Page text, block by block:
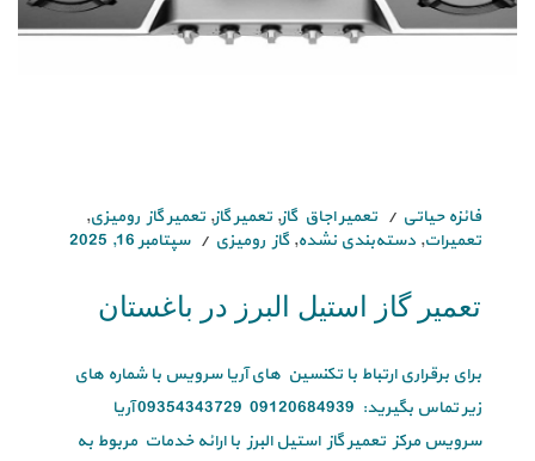
فائزه حیاتی تعمیر اجاق گاز, تعمیر گاز, تعمیر گاز رومیزی,
تعمیرات, دسته‌بندی نشده,گاز رومیزی سپتامبر 16, 2025
تعمیر گاز استیل البرز در باغستان
برای برقراری ارتباط با تکنسین های آریا سرویس با شماره های
زیر تماس بگیرید: 09120684939 09354343729 آریا
سرویس مرکز تعمیر گاز استیل البرز با ارائه خدمات مربوط به